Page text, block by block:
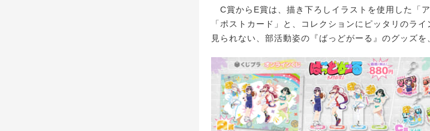
C賞からE賞は、描き下ろしイラストを使用した「
「ポストカード」と、コレクションにピッタリのラ
見られない、部活動姿の『ばっどがーる』のグッズ